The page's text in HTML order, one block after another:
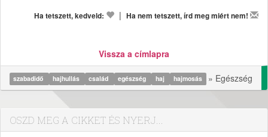
Ha tetszett, kedveld: | Ha nem tetszett, írd meg miért nem!
Vissza a címlapra
szabadidő hajhullás család egészség haj hajmosás » Egészség
OSZD MEG A CIKKET ÉS NYERJ...